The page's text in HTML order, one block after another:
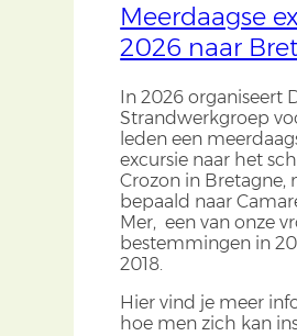
Meerdaagse
2026 naar
In 2026 organiseert
Strandwerkgroep
leden een
excursie naar het
Crozon in Bretagne,
bepaald naar
Mer, eenvan onze
bestemmingen in
2018.
Hier vind je meer
hoe men zich kan